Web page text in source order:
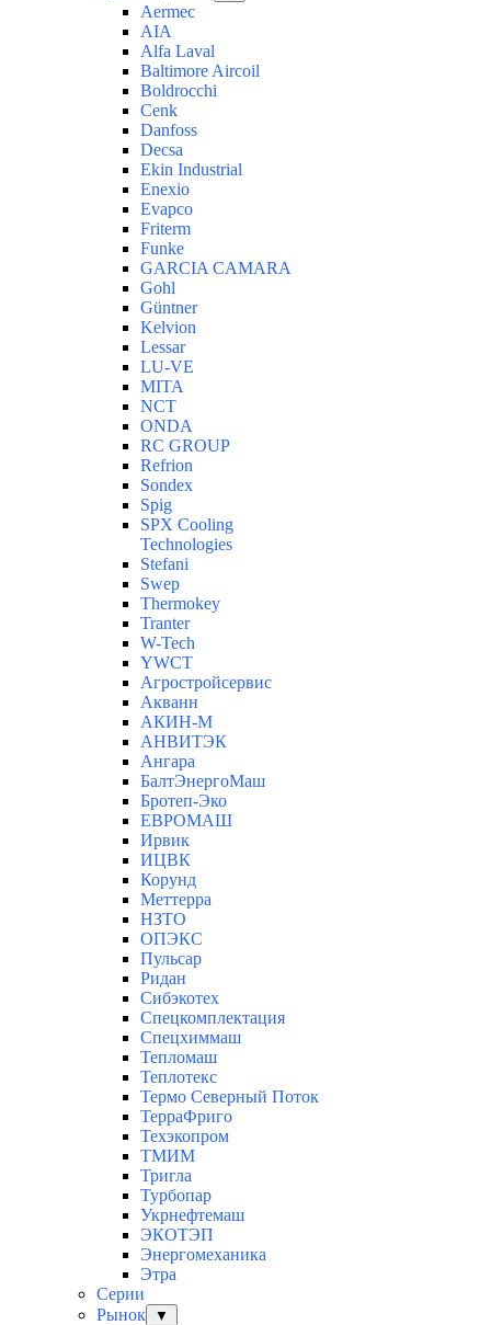
Aermec
AIA
Alfa Laval
Baltimore Aircoil
Boldrocchi
Cenk
Danfoss
Decsa
Ekin Industrial
Enexio
Evapco
Friterm
Funke
GARCIA CAMARA
Gohl
Güntner
Kelvion
Lessar
LU-VE
MITA
NCT
ONDA
RC GROUP
Refrion
Sondex
Spig
SPX Cooling
Technologies
Stefani
Swep
Thermokey
Tranter
W-Tech
YWCT
Агростройсервис
Акванн
АКИН-М
АНВИТЭК
Ангара
БалтЭнергоМаш
Бротеп-Эко
ЕВРОМАШ
Ирвик
ИЦВК
Корунд
Меттерра
НЗТО
ОПЭКС
Пульсар
Ридан
Сибэкотех
Спецкомплектация
Спецхиммаш
Тепломаш
Теплотекс
Термо Северный Поток
ТерраФриго
Техэкопром
ТМИМ
Тригла
Турбопар
Укрнефтемаш
ЭКОТЭП
Энергомеханика
Этра
Серии
Рынок
▼